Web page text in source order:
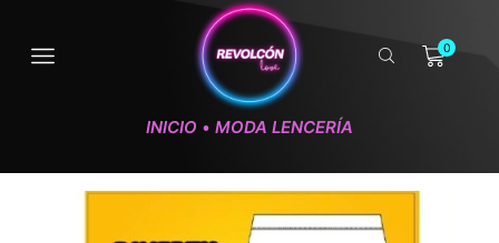
0
INICIO • MODA LENCERÍA